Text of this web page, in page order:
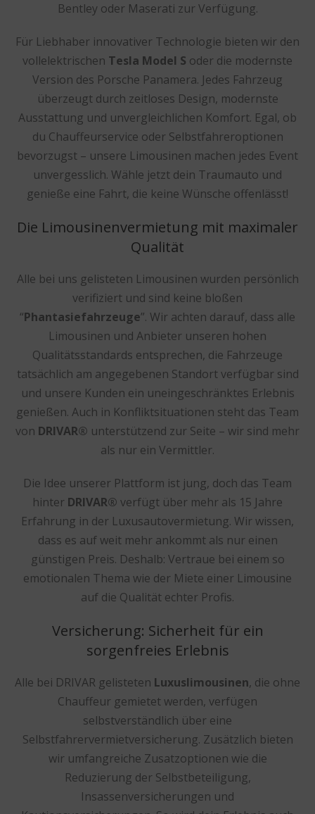
Bentley oder Maserati zur Verfügung.
Für Liebhaber innovativer Technologie bieten wir den
vollelektrischen Tesla Model S oder die modernste
Version des Porsche Panamera. Jedes Fahrzeug
überzeugt durch zeitloses Design, modernste
Ausstattung und unvergleichlichen Komfort. Egal, ob
du Chauffeurservice oder Selbstfahreroptionen
bevorzugst – unsere Limousinen machen jedes Event
unvergesslich. Wähle jetzt dein Traumauto und
genieße eine Fahrt, die keine Wünsche offenlässt!
Die Limousinenvermietung mit maximaler
Qualität
Alle bei uns gelisteten Limousinen wurden persönlich
verifiziert und sind keine bloßen
“Phantasiefahrzeuge”. Wir achten darauf, dass alle
Limousinen und Anbieter unseren hohen
Qualitätsstandards entsprechen, die Fahrzeuge
tatsächlich am angegebenen Standort verfügbar sind
und unsere Kunden ein uneingeschränktes Erlebnis
genießen. Auch in Konfliktsituationen steht das Team
von DRIVAR® unterstützend zur Seite – wir sind mehr
als nur ein Vermittler.
Die Idee unserer Plattform ist jung, doch das Team
hinter DRIVAR® verfügt über mehr als 15 Jahre
Erfahrung in der Luxusautovermietung. Wir wissen,
dass es auf weit mehr ankommt als nur einen
günstigen Preis. Deshalb: Vertraue bei einem so
emotionalen Thema wie der Miete einer Limousine
auf die Qualität echter Profis.
Versicherung: Sicherheit für ein
sorgenfreies Erlebnis
Alle bei DRIVAR gelisteten Luxuslimousinen, die ohne
Chauffeur gemietet werden, verfügen
selbstverständlich über eine
Selbstfahrervermietversicherung. Zusätzlich bieten
wir umfangreiche Zusatzoptionen wie die
Reduzierung der Selbstbeteiligung,
Insassenversicherungen und